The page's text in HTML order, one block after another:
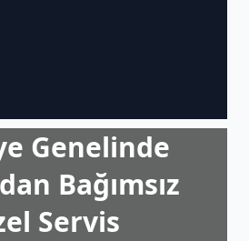
Genelinde
Bağımsız
Servis